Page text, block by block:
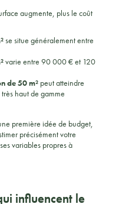
augmente, plus le coût
se situe généralement entre
varie entre 90 000 € et 120
de 50 m² peut atteindre
haut de gamme
première idée de budget,
précisément votre
variables propres à
influencent le